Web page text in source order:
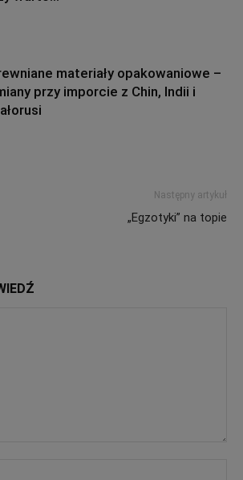
materiały opakowaniowe –
przy imporcie z Chin, Indii i
Następny artykuł
„Egzotyki” na topie